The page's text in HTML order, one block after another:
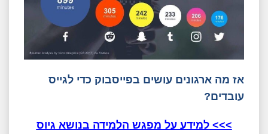
אז מה ארגונים עושים בפייסבוק כדי לגייס
עובדים?
>>> למידע על מפגש הלמידה בנושא גיוס